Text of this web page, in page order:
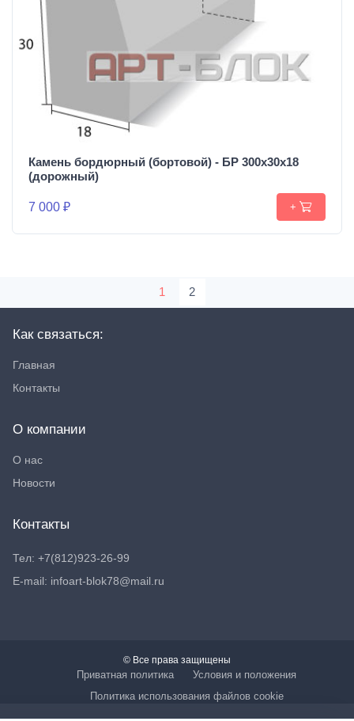
Камень бордюрный (бортовой) - БР 300х30х18
(дорожный)
7 000 ₽ +
1 2
Как связаться:
Главная
Контакты
О компании
О нас
Новости
Контакты
Тел: +7(812)923-26-99
E-mail: infoart-blok78@mail.ru
© Все права защищены
Приватная политика
Условия и положения
Политика использования файлов cookie